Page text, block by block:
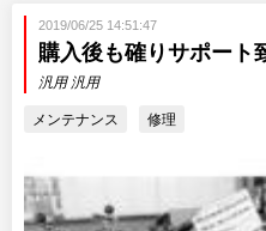
2019/06/25 14:51:47
購入後も確りサポート
汎用 汎用
メンテナンス 修理